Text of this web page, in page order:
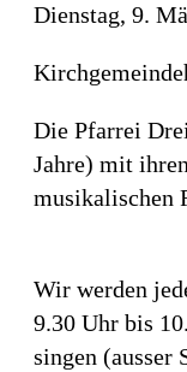
Dienstag, 9.
Die Pfarrei
Jahre) mit
musikalischen
Wir werden
9.30 Uhr bis
singen (ausser